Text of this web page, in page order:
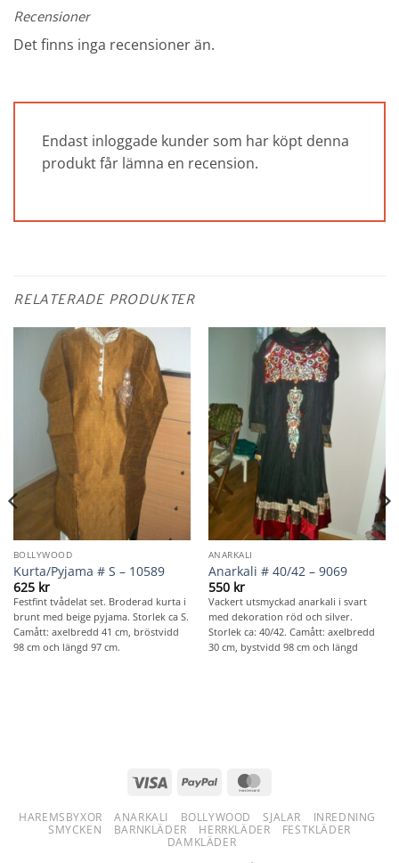
Recensioner
Det finns inga recensioner än.
Endast inloggade kunder som har köpt denna
produkt får lämna en recension.
RELATERADE PRODUKTER
BOLLYWOOD
Kurta/Pyjama # S – 10589
625 kr
Festfint tvådelat set. Broderad kurta i
brunt med beige pyjama. Storlek ca S.
Camått: axelbredd 41 cm, bröstvidd
98 cm och längd 97 cm.
ANARKALI
Anarkali # 40/42 – 9069
550 kr
Vackert utsmyckad anarkali i svart
med dekoration röd och silver.
Storlek ca: 40/42. Camått: axelbredd
30 cm, bystvidd 98 cm och längd
Visa PayPal
HAREMSBYXOR ANARKALI BOLLYWOOD SJALAR
INREDNING
SMYCKEN
BARNKLÄDER HERRKLÄDER
FESTKLÄDER
DAMKLÄDER